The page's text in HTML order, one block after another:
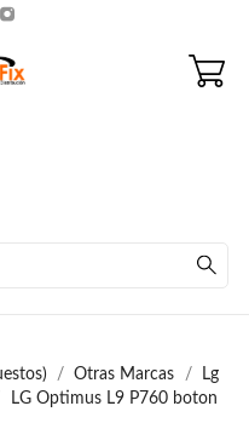
Otras Marcas
Lg
LG Optimus L9 P760 boton